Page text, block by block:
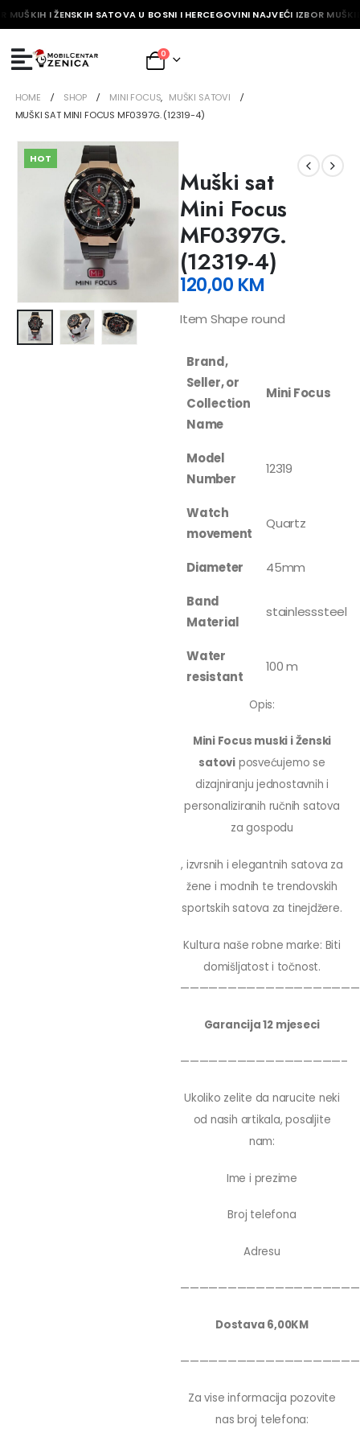
MUŠKIH I ŽENSKIH SATOVA U BOSNI I HERCEGOVINI NAJVEĆI IZBOR
0
HOME SHOP MINI FOCUS, MUŠKI SATOVI
MUŠKI SAT MINI FOCUS MF0397G. (12319-4)
HOT
Muški sat
Mini Focus
MF0397G.
(12319-4)
120,00 KM
Item Shape round
Brand,
Seller, or
Collection
Name
Mini Focus
Model
Number
12319
Watch
movement
Quartz
Diameter
45mm
Band
Material
stainlesssteel
Water
resistant
100 m
Opis:
Mini Focus muski i Ženski
satovi posvećujemo se
dizajniranju jednostavnih i
personaliziranih ručnih satova
za gospodu
, izvrsnih i elegantnih satova za
žene i modnih te trendovskih
sportskih satova za tinejdžere.
Kultura naše robne marke: Biti
domišljatost i točnost.
Garancija 12 mjeseci
—————————————————–
Ukoliko zelite da narucite neki
od nasih artikala, posaljite
nam:
Ime i prezime
Broj telefona
Adresu
———————————————————
Dostava 6,00KM
———————————————————
Za vise informacija pozovite
nas broj telefona: